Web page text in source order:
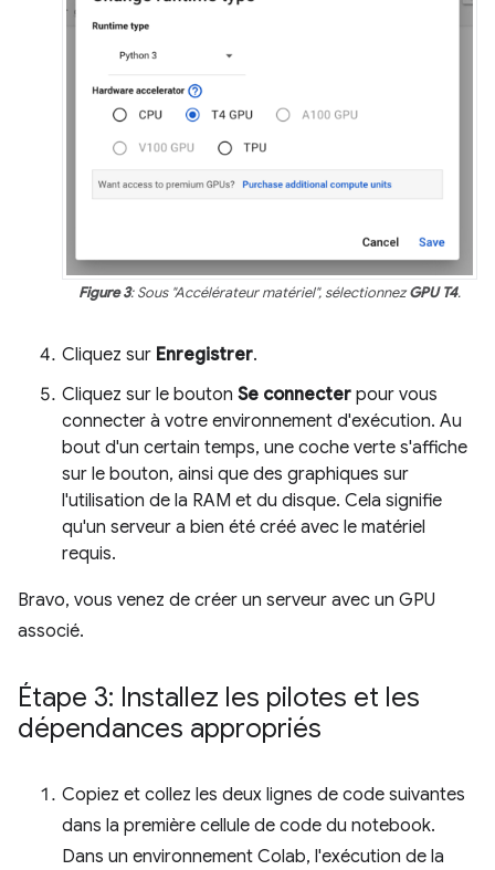
Figure 3: Sous "Accélérateur matériel", sélectionnezGPU T4.
Cliquez sur Enregistrer.
Cliquez sur le bouton Se connecter pour vous
connecter à votre environnement d'exécution. Au
bout d'un certain temps, une coche verte s'affiche
sur le bouton, ainsi que des graphiques sur
l'utilisation de la RAM et du disque. Cela signifie
qu'un serveur a bien été créé avec le matériel
requis.
Bravo, vous venez de créer un serveur avec un GPU
associé.
Étape 3: Installez les pilotes et les
dépendances appropriés
Copiez et collez les deux lignes de code suivantes
dans la première cellule de code du notebook.
Dans un environnement Colab, l'exécution de la